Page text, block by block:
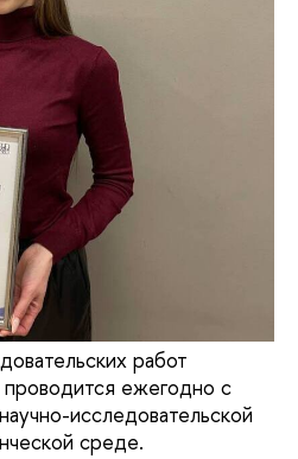
работ
ежегодно с
исследовательской
среде.